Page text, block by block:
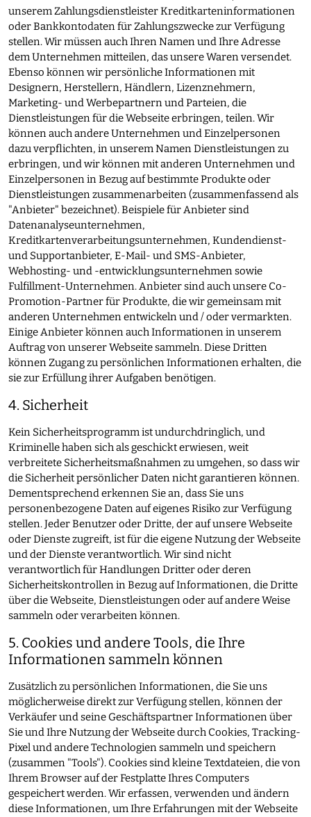
unserem Zahlungsdienstleister Kreditkarteninformationen
oder Bankkontodaten für Zahlungszwecke zur Verfügung
stellen. Wir müssen auch Ihren Namen und Ihre Adresse
dem Unternehmen mitteilen, das unsere Waren versendet.
Ebenso können wir persönliche Informationen mit
Designern, Herstellern, Händlern, Lizenznehmern,
Marketing- und Werbepartnern und Parteien, die
Dienstleistungen für die Webseite erbringen, teilen. Wir
können auch andere Unternehmen und Einzelpersonen
dazu verpflichten, in unserem Namen Dienstleistungen zu
erbringen, und wir können mit anderen Unternehmen und
Einzelpersonen in Bezug auf bestimmte Produkte oder
Dienstleistungen zusammenarbeiten (zusammenfassend als
"Anbieter" bezeichnet). Beispiele für Anbieter sind
Datenanalyseunternehmen,
Kreditkartenverarbeitungsunternehmen, Kundendienst-
und Supportanbieter, E-Mail- und SMS-Anbieter,
Webhosting- und -entwicklungsunternehmen sowie
Fulfillment-Unternehmen. Anbieter sind auch unsere Co-
Promotion-Partner für Produkte, die wir gemeinsam mit
anderen Unternehmen entwickeln und / oder vermarkten.
Einige Anbieter können auch Informationen in unserem
Auftrag von unserer Webseite sammeln. Diese Dritten
können Zugang zu persönlichen Informationen erhalten, die
sie zur Erfüllung ihrer Aufgaben benötigen.
4. Sicherheit
Kein Sicherheitsprogramm ist undurchdringlich, und
Kriminelle haben sich als geschickt erwiesen, weit
verbreitete Sicherheitsmaßnahmen zu umgehen, so dass wir
die Sicherheit persönlicher Daten nicht garantieren können.
Dementsprechend erkennen Sie an, dass Sie uns
personenbezogene Daten auf eigenes Risiko zur Verfügung
stellen. Jeder Benutzer oder Dritte, der auf unsere Webseite
oder Dienste zugreift, ist für die eigene Nutzung der Webseite
und der Dienste verantwortlich. Wir sind nicht
verantwortlich für Handlungen Dritter oder deren
Sicherheitskontrollen in Bezug auf Informationen, die Dritte
über die Webseite, Dienstleistungen oder auf andere Weise
sammeln oder verarbeiten können.
5. Cookies und andere Tools, die Ihre
Informationen sammeln können
Zusätzlich zu persönlichen Informationen, die Sie uns
möglicherweise direkt zur Verfügung stellen, können der
Verkäufer und seine Geschäftspartner Informationen über
Sie und Ihre Nutzung der Webseite durch Cookies, Tracking-
Pixel und andere Technologien sammeln und speichern
(zusammen "Tools"). Cookies sind kleine Textdateien, die von
Ihrem Browser auf der Festplatte Ihres Computers
gespeichert werden. Wir erfassen, verwenden und ändern
diese Informationen, um Ihre Erfahrungen mit der Webseite